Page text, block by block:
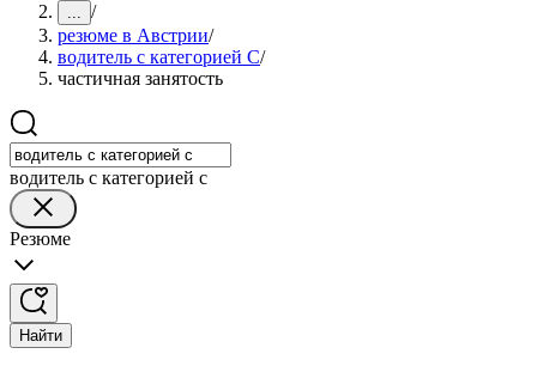
... /
резюме в Австрии/
водитель с категорией C/
частичная занятость
водитель с категорией c
Резюме
Найти